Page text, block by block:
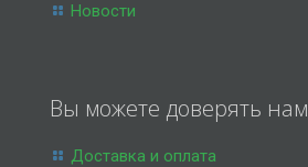
Новости
Вы можете доверять нам
Доставка и оплата